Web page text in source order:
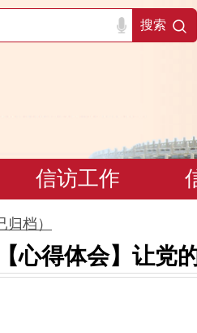
搜索
信访工作
档）
【心得体会】让党